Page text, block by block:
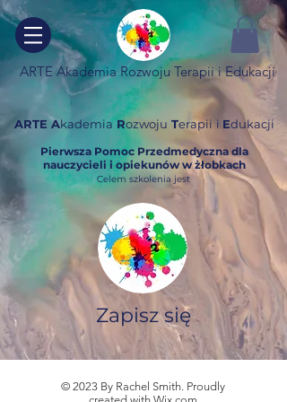
ARTE Akademia Rozwoju Terapii i Edukacji
ARTE AkademiaRozwoju Terapii i Edukacji
Pierwsza Pomoc Przedmedyczna dla
nauczycieli i opiekunów w żłobkach
Celem szkolenia jest
Zapisz się
© 2023 By Rachel Smith. Proudly